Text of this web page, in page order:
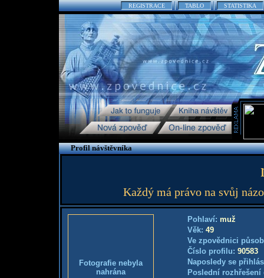
REGISTRACE TABLO STATISTIKA
Profil návštěvníka
Každý má právo na svůj
Fotografie nebyla
nahrána
Pohlaví: muž
Věk: 49
Ve zpovědnici
Číslo profilu: 90583
Naposledy se
Poslední